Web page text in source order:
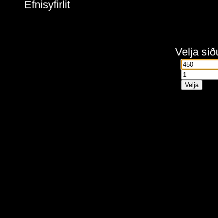
Efnisyfirlit
Velja